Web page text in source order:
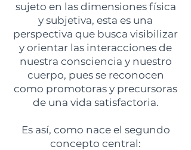
sujeto en las dimensiones física
y subjetiva, esta es una
perspectiva que busca visibilizar
y orientar las interacciones de
nuestra consciencia y nuestro
cuerpo, pues se reconocen
como promotoras y precursoras
de una vida satisfactoria.
Es así, como nace el segundo
concepto central: